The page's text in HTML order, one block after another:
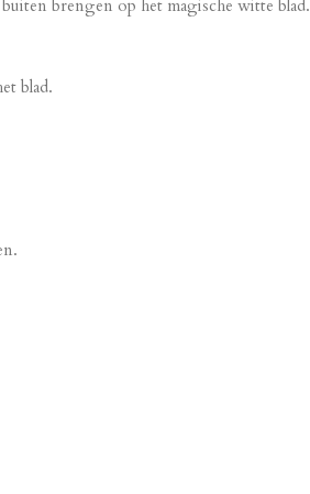
brengen op het magische witte blad.
blad.